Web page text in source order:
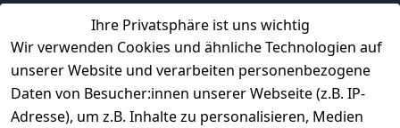
Ihre Privatsphäre ist uns wichtig
Wir verwenden Cookies und ähnliche Technologien auf
unserer Website und verarbeiten personenbezogene
Daten von Besucher:innen unserer Webseite (z.B. IP-
Adresse), um z.B. Inhalte zu personalisieren, Medien
Erfahrungen
Vertrag widerrufen
INFORMATIONEN